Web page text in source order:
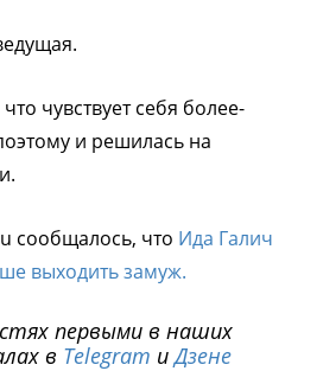
чувствует себя более-
и решилась на
сообщалось, что Ида Галич
выходить замуж.
первыми в наших
в Telegram иДзене